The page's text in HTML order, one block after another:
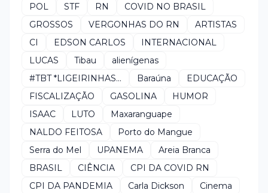
POL
STF RN
COVID NO BRASIL
GROSSOS
VERGONHAS DO RN
ARTISTAS
CI
EDSON CARLOS
INTERNACIONAL
LUCAS
Tibau
alienígenas
#TBT *LIGEIRINHAS...
Baraúna
EDUCAÇÃO
FISCALIZAÇÃO
GASOLINA
HUMOR
ISAAC
LUTO
Maxaranguape
NALDO FEITOSA
Porto do Mangue
Serra do Mel
UPANEMA
Areia Branca
BRASIL
CIÊNCIA
CPI DA COVID RN
CPI DA PANDEMIA
Carla Dickson
Cinema